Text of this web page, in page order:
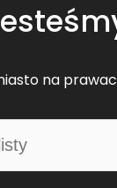
na